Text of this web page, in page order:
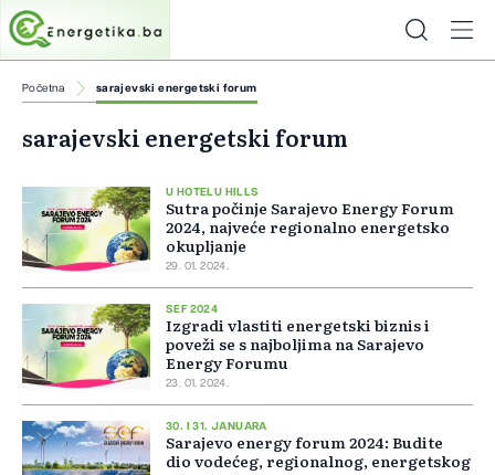
Početna sarajevski energetski forum
sarajevski energetski forum
U HOTELU HILLS
Sutra počinje Sarajevo Energy Forum
2024, najveće regionalno energetsko
okupljanje
29. 01. 2024.
SEF 2024
Izgradi vlastiti energetski biznis i
poveži se s najboljima na Sarajevo
Energy Forumu
23. 01. 2024.
30. I 31. JANUARA
Sarajevo energy forum 2024: Budite
dio vodećeg, regionalnog, energetskog